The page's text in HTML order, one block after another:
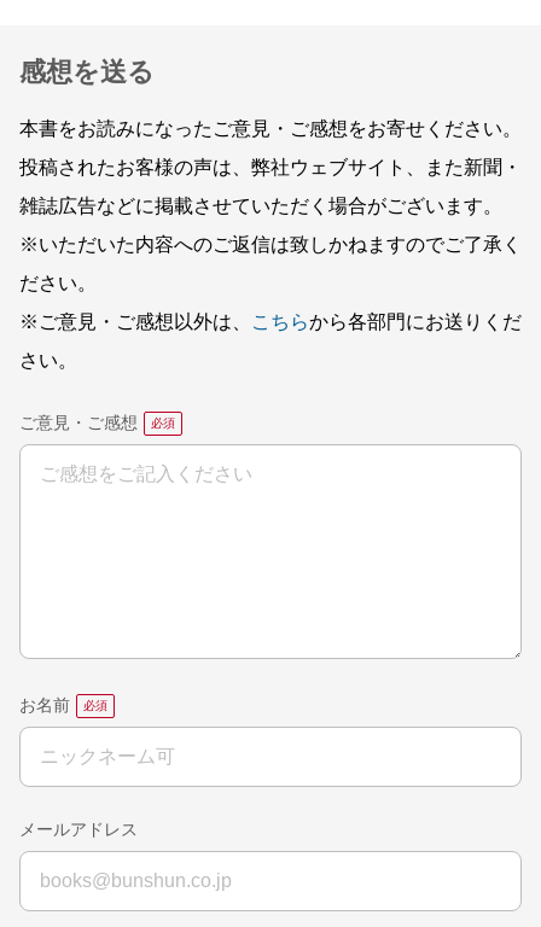
感想を送る
本書をお読みになったご意見・ご感想をお寄せください。
投稿されたお客様の声は、弊社ウェブサイト、また新聞・
雑誌広告などに掲載させていただく場合がございます。
※いただいた内容へのご返信は致しかねますのでご了承く
ださい。
※ご意見・ご感想以外は、
こちらから各部門にお送りくだ
さい。
ご意見・ご感想
お名前
メールアドレス